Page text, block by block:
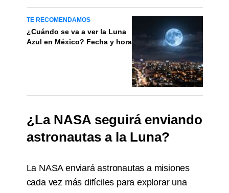
TE RECOMENDAMOS
¿Cuándo se va a ver la Luna
Azul en México? Fecha y hora
¿La NASA seguirá enviando
astronautas a la Luna?
La NASA enviará astronautas a misiones
cada vez más difíciles para explorar una